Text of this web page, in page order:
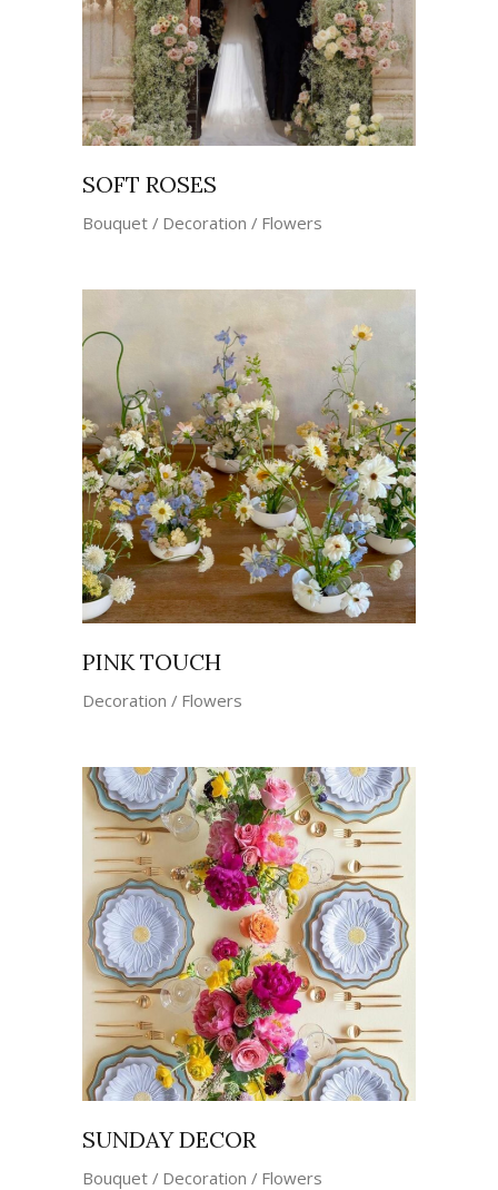
SOFT ROSES
Bouquet Decoration Flowers
PINK TOUCH
Decoration Flowers
SUNDAY DECOR
Bouquet Decoration Flowers